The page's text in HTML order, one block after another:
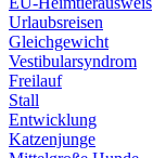
Urlaubsreisen
Gleichgewicht
Vestibularsyndrom
Freilauf
Stall
Entwicklung
Katzenjunge